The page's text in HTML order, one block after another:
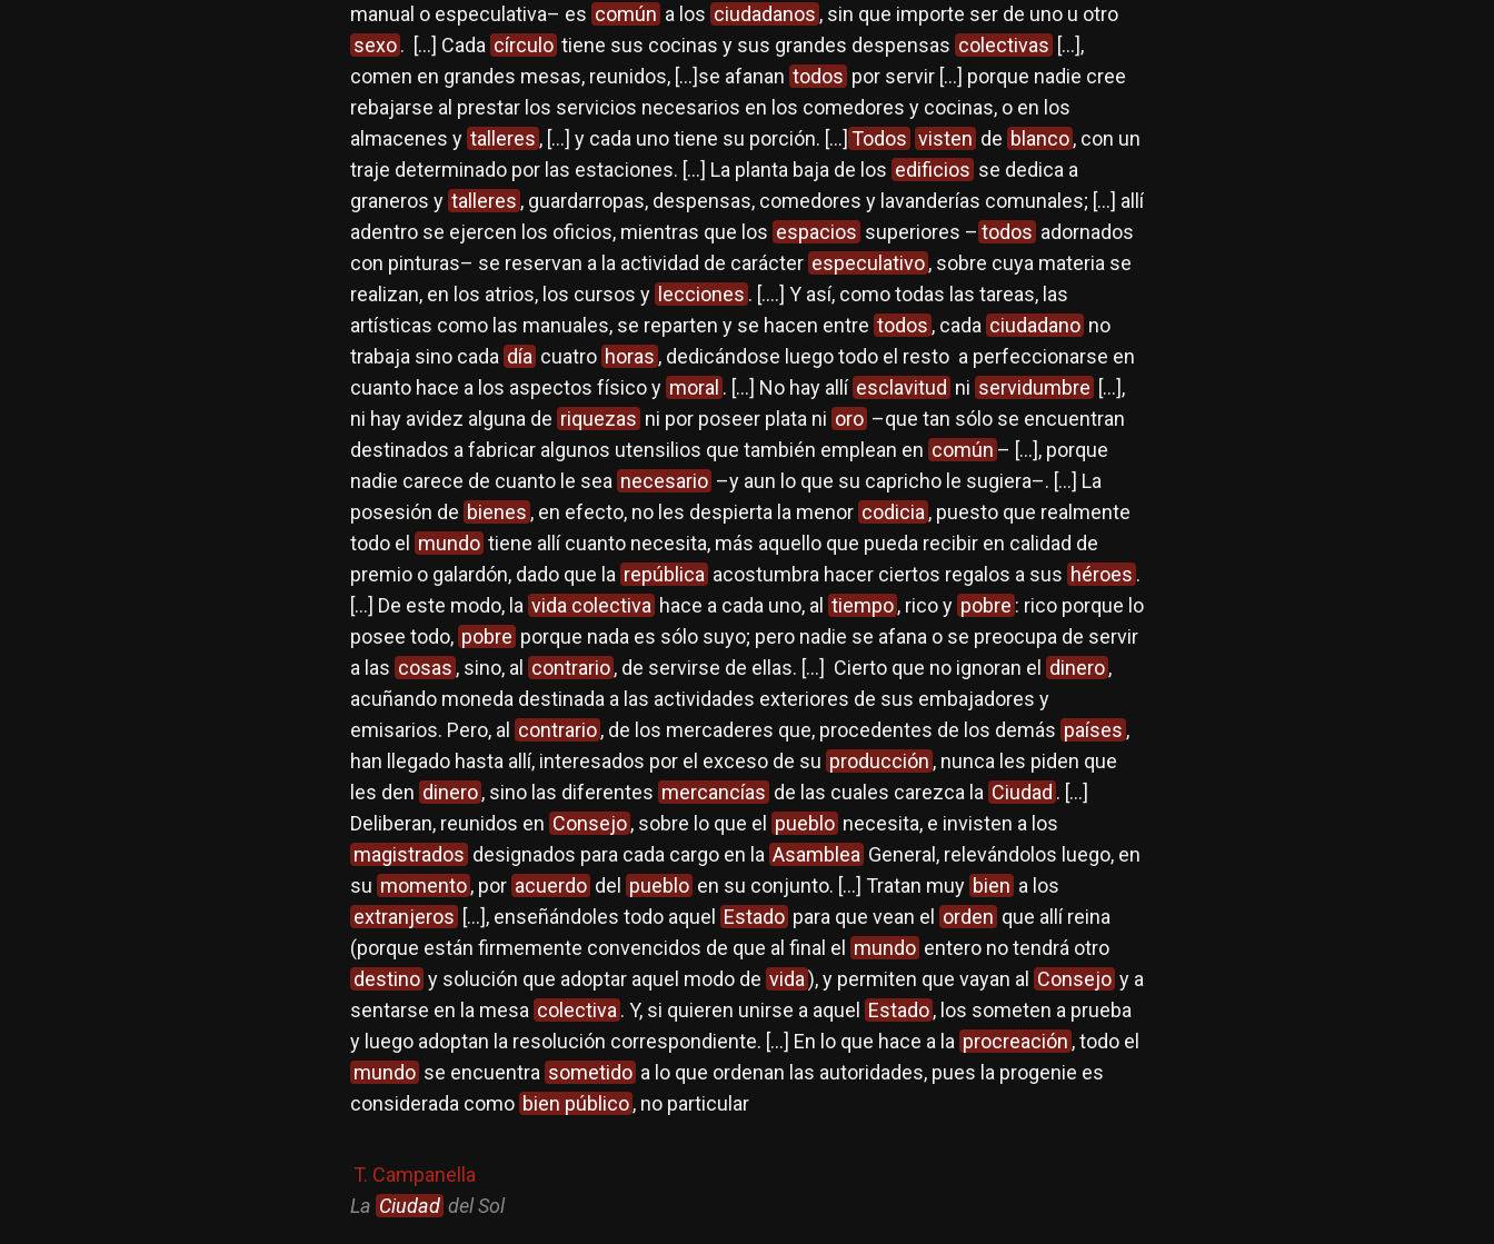
manual o especulativa– es común a los ciudadanos , sin que importe ser de uno u otro
sexo. […] Cada círculo tiene sus cocinas y sus grandes despensas colectivas […],
comen en grandes mesas, reunidos, […]se afanan todos por servir […] porque nadie cree
rebajarse al prestar los servicios necesarios en los comedores y cocinas, o en los
almacenes y talleres , […] y cada uno tiene su porción. […] Todos visten de blanco, con un
traje determinado por las estaciones. […] La planta baja de los edificios se dedica a
graneros y talleres , guardarropas, despensas, comedores y lavanderías comunales; […] allí
adentro se ejercen los oficios, mientras que los espacios superiores – todos adornados
con pinturas– se reservan a la actividad de carácter especulativo, sobre cuya materia se
realizan, en los atrios, los cursos y lecciones . [….] Y así, como todas las tareas, las
artísticas como las manuales, se reparten y se hacen entre todos , cada ciudadano no
trabaja sino cada día cuatro horas , dedicándose luego todo el resto a perfeccionarse en
cuanto hace a los aspectos físico y moral . […] No hay allí esclavitud ni servidumbre […],
ni hay avidez alguna de riquezas ni por poseer plata ni oro –que tan sólo se encuentran
destinados a fabricar algunos utensilios que también emplean en común – […], porque
nadie carece de cuanto le sea necesario –y aun lo que su capricho le sugiera–. […] La
posesión de bienes , en efecto, no les despierta la menor codicia, puesto que realmente
todo el
mundo tiene allí cuanto necesita, más aquello que pueda recibir en calidad de
premio o galardón, dado que la república acostumbra hacer ciertos regalos a sus héroes .
[…] De este modo, la vida colectiva hace a cada uno, al tiempo, rico y pobre : rico porque lo
posee todo, pobre porque nada es sólo suyo; pero nadie se afana o se preocupa de servir
a las cosas , sino, al contrario, de servirse de ellas. […] Cierto que no ignoran el dinero,
acuñando moneda destinada a las actividades exteriores de sus embajadores y
emisarios. Pero, al contrario, de los mercaderes que, procedentes de los demás países ,
han llegado hasta allí, interesados por el exceso de su producción , nunca les piden que
les den dinero, sino las diferentes mercancías de las cuales carezca la Ciudad . […]
Deliberan, reunidos en Consejo, sobre lo que el pueblo necesita, e invisten a los
magistrados designados para cada cargo en la Asamblea General, relevándolos luego, en
su momento, por acuerdo del pueblo en su conjunto. […] Tratan muy bien a los
extranjeros […], enseñándoles todo aquel Estado para que vean el orden que allí reina
(porque están firmemente convencidos de que al final el
mundo entero no tendrá otro
destino y solución que adoptar aquel modo de vida), y permiten que vayan al Consejo y a
sentarse en la mesa colectiva. Y, si quieren unirse a aquel Estado, los someten a prueba
y luego adoptan la resolución correspondiente. […] En lo que hace a la procreación , todo el
mundo se encuentra sometido a lo que ordenan las autoridades, pues la progenie es
considerada como bien público, no particular
T. Campanella
La Ciudad del Sol